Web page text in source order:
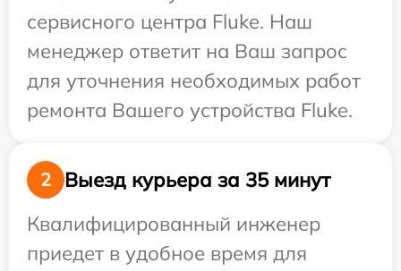
сервисного центра Fluke. Наш
менеджер ответит на Ваш запрос
для уточнения необходимых работ
ремонта Вашего устройства Fluke.
2
Выезд курьера за 35 минут
Квалифицированный инженер
приедет в удобное время для